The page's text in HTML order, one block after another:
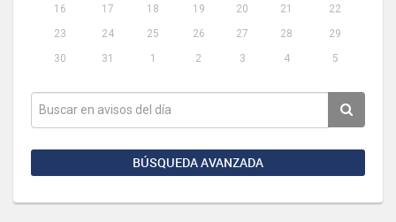
16
17 18 19 20 21
22
23
24 25 26 27 28
29
30
31 1 2 3 4 5
BÚSQUEDA AVANZADA